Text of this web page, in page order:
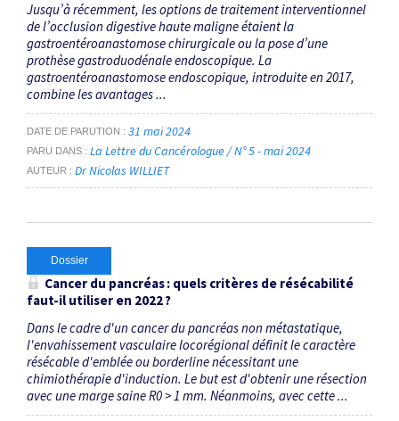
Jusqu’à récemment, les options de traitement interventionnel
de l’occlusion digestive haute maligne étaient la
gastroentéroanastomose chirurgicale ou la pose d’une
prothèse gastroduodénale endoscopique. La
gastroentéroanastomose endoscopique, introduite en 2017,
combine les avantages ...
DATE DE PARUTION 31 mai 2024
PARU DANS La Lettre du Cancérologue / N° 5 - mai 2024
AUTEUR Dr Nicolas WILLIET
Dossier
Cancer du pancréas : quels critères de résécabilité
faut-il utiliser en 2022 ?
Dans le cadre d'un cancer du pancréas non métastatique,
l'envahissement vasculaire locorégional définit le caractère
résécable d'emblée ou borderline nécessitant une
chimiothérapie d'induction. Le but est d'obtenir une résection
avec une marge saine R0 > 1 mm. Néanmoins, avec cette ...